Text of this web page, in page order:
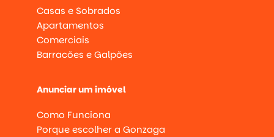
Casas e Sobrados
Apartamentos
Comerciais
Barracões e Galpões
Anunciar um imóvel
Como Funciona
Porque escolher a Gonzaga